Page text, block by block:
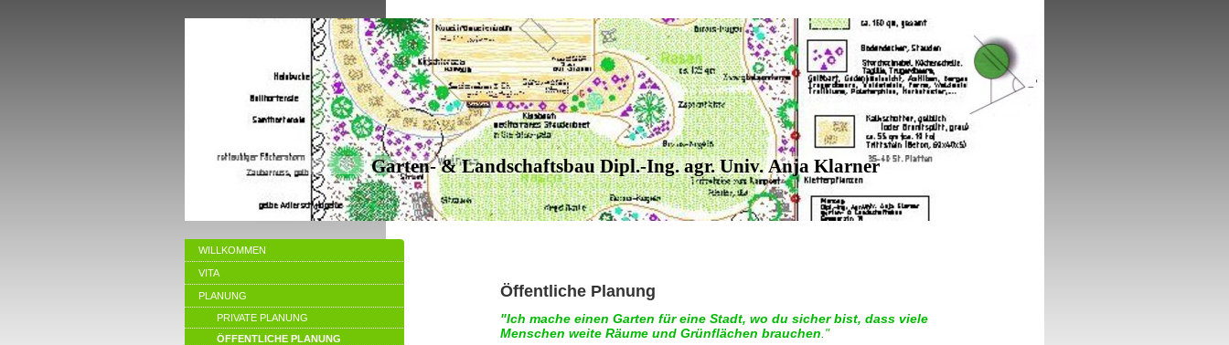
Garten- & Landschaftsbau Dipl.-Ing. agr. Univ. Anja Klarner
Öffentliche Planung
"Ich mache einen Garten für eine Stadt, wo du sicher bist, dass viele
Menschen weite Räume und Grünflächen brauchen . "
WILLKOMMEN
VITA
PLANUNG
PRIVATE PLANUNG
ÖFFENTLICHE PLANUNG